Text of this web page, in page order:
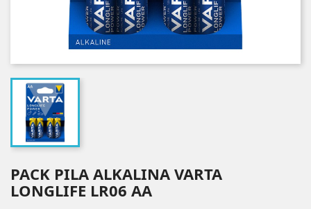
PACK PILA ALKALINA VARTA
LONGLIFE LR06 AA